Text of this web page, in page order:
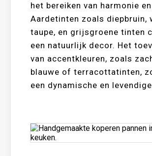
het bereiken van harmonie
Aardetinten zoals diepbruin,
taupe, en grijsgroene tinten
een natuurlijk decor. Het
van accentkleuren, zoals
blauwe of terracottatinten,
een dynamische en